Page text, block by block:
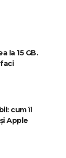
la 15 GB.
cum îl
Apple